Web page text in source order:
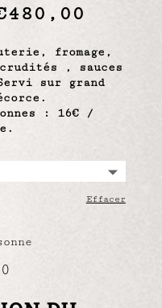
480,00
fromage,
, sauces
sur grand
: 16€ /
Effacer